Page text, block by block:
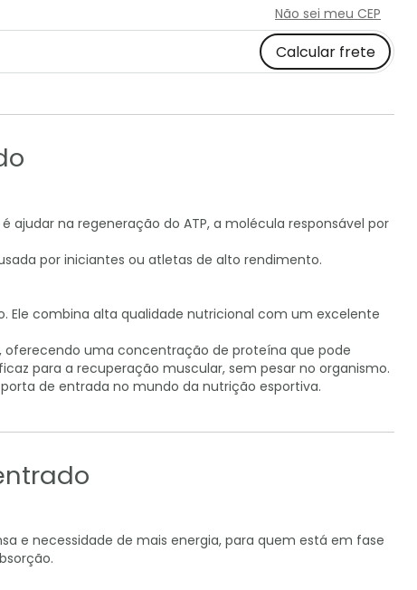
Não sei meu CEP
Calcular frete
na regeneração do ATP, a molécula responsável por
por iniciantes ou atletas de alto rendimento.
Ele combina alta qualidade nutricional com um excelente
oferecendo uma concentração de proteína que pode
para a recuperação muscular, sem pesar no organismo.
de entrada no mundo da nutrição esportiva.
e necessidade de mais energia, para quem está em fase